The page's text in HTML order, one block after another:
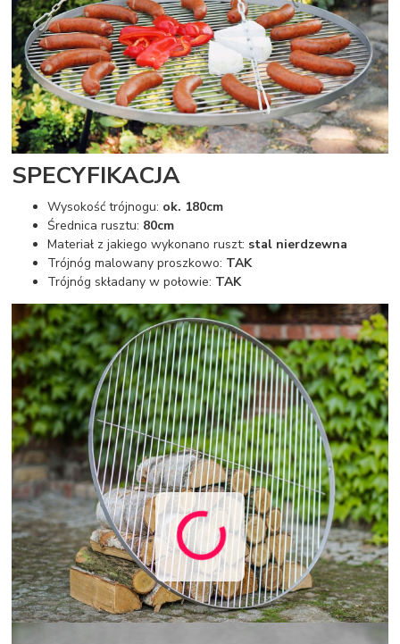
SPECYFIKACJA
Wysokość trójnogu: ok. 180cm
Średnica rusztu: 80cm
Materiał z jakiego wykonano ruszt: stal nierdzewna
Trójnóg malowany proszkowo: TAK
Trójnóg składany w połowie: TAK